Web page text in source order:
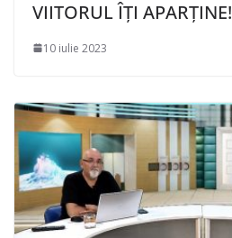
VIITORUL ÎȚI APARȚINE!
10 iulie 2023